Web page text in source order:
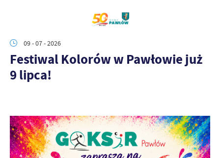
09 - 07 - 2026
Festiwal Kolorów w Pawłowie już
9 lipca!